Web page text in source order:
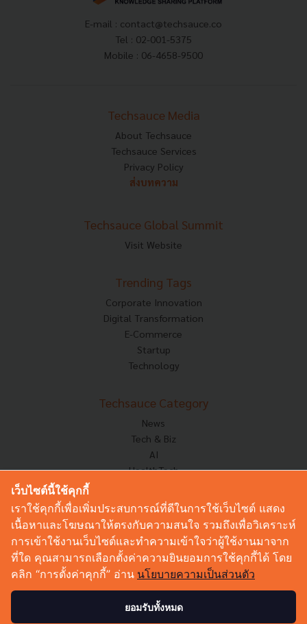
E-mail : contact@techsauce.co
Tel : 02-001-5375
Mobile : 06-4658-9500
Techsauce Media
About Techsauce
Techsauce Services
Privacy Policy
ส่งบทความ
Techsauce Global Summit
Visit Website
Trending Tags
Corporate Innovation
Digital Transformation
E-Commerce
Startup
Technology
Techsauce Category
News
Tech & Biz
AI
HealthTech
Corp Innov
Saucy Thoughts
Based On
Sustainable
Videos
Podcast
เว็บไซต์นี้ใช้คุกกี้
เราใช้คุกกี้เพื่อเพิ่มประสบการณ์ที่ดีในการใช้เว็บไซต์ แสดง
เนื้อหาและโฆษณาให้ตรงกับความสนใจ รวมถึงเพื่อวิเคราะห์
การเข้าใช้งานเว็บไซต์และทำความเข้าใจว่าผู้ใช้งานมาจาก
ที่ใด คุณสามารถเลือกตั้งค่าความยินยอมการใช้คุกกี้ได้ โดย
คลิก “การตั้งค่าคุกกี้” อ่าน นโยบายความเป็นส่วนตัว
ยอมรับทั้งหมด